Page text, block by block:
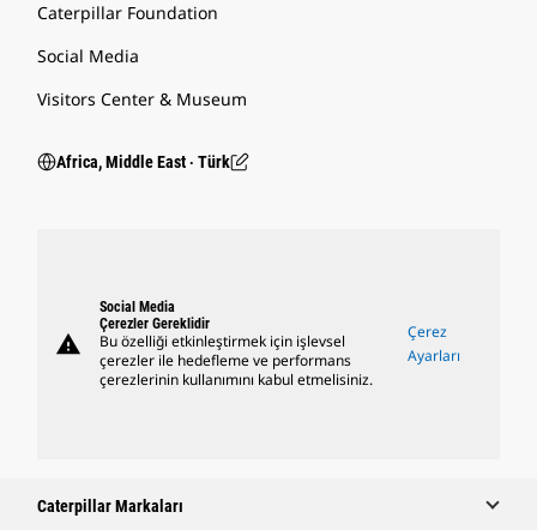
Caterpillar Foundation
Social Media
Visitors Center & Museum
Africa, Middle East ‧ Türk
warning
Social Media
Çerezler Gereklidir
Bu özelliği etkinleştirmek için işlevsel
çerezler ile hedefleme ve performans
çerezlerinin kullanımını kabul etmelisiniz.
Çerez
Ayarları
Caterpillar Markaları